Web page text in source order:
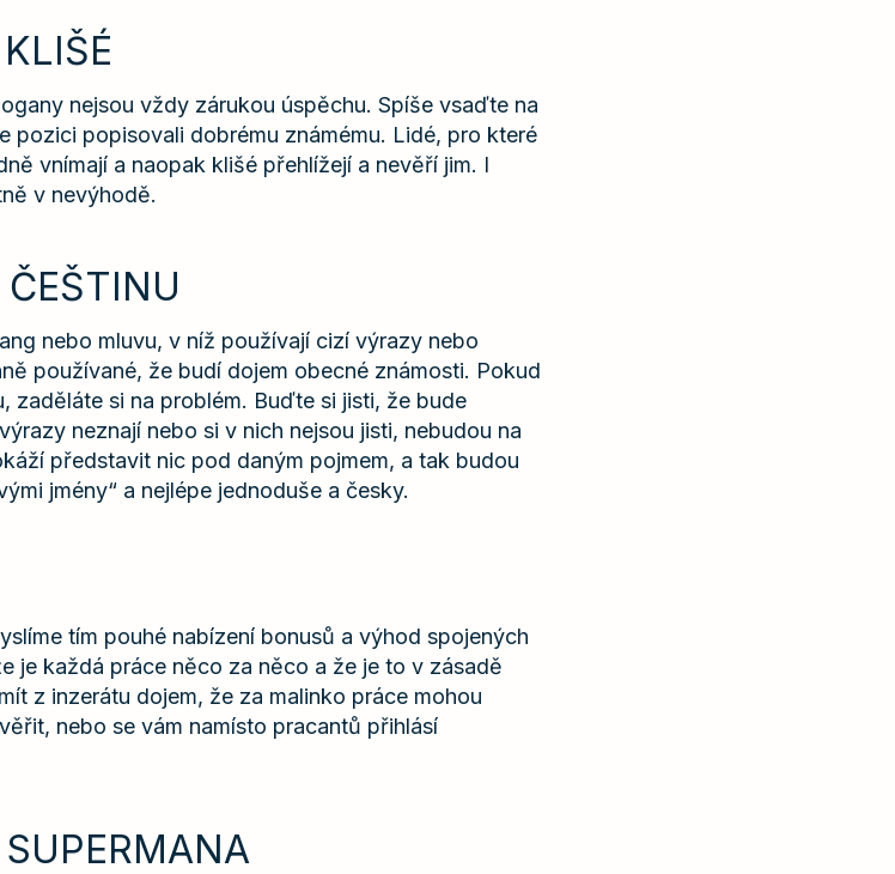
nejsou vždy zárukou úspěchu. Spíše vsaďte na
popisovali dobrému známému. Lidé, pro které
vnímají a naopak klišé přehlížejí a nevěří jim. I
v nevýhodě.
nebo mluvu, v níž používají cizí výrazy nebo
používané, že budí dojem obecné známosti. Pokud
zaděláte si na problém. Buďte si jisti, že bude
neznají nebo si v nich nejsou jisti, nebudou na
představit nic pod daným pojmem, a tak budou
jmény“ a nejlépe jednoduše a česky.
tím pouhé nabízení bonusů a výhod spojených
je každá práce něco za něco a že je to v zásadě
z inzerátu dojem, že za malinko práce mohou
nebo se vám namísto pracantů přihlásí